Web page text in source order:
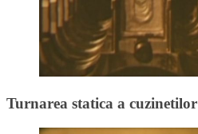
Turnarea statica a cuzinetilor